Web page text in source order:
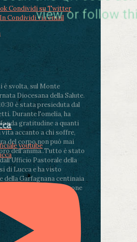
Condividi su Twitter
Condividi via email
è svolta, sul Monte
Diocesana della Salute.
è stata presieduta dal
Durante l'omelia, ha
gratitudine a quanti
accanto a chi soffre,
del corpo non può mai
dell'anima..Tutto è stato
Pastorale della
di Lucca e ha visto
della Garfagnana centinaia
volontari e persone
youtube